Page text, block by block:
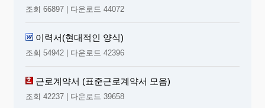
조회 66897 | 다운로드 44072
이력서(현대적인 양식)
조회 54942 | 다운로드 42396
근로계약서 (표준근로계약서 모음)
조회 42237 | 다운로드 39658